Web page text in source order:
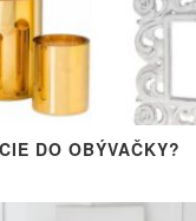
DO OBÝVAČKY?